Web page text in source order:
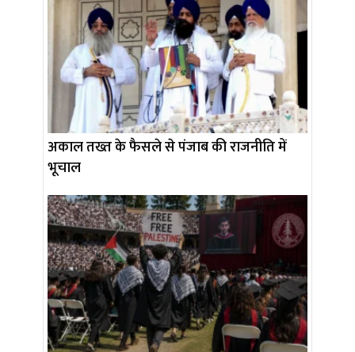
अकाल तख्त के फैसले से पंजाब की राजनीति में
भूचाल